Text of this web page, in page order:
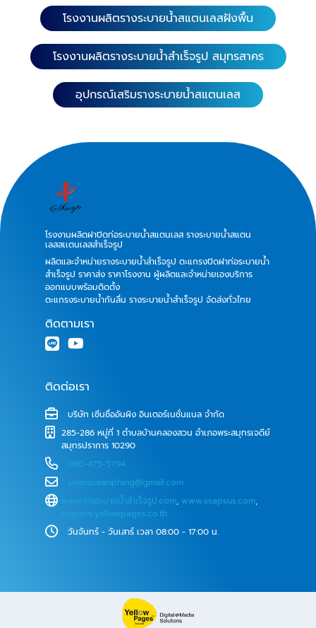
โรงงานผลิตรางระบายน้ำสแตนเลสฝังพื้น
โรงงานผลิตรางระบายน้ำสำเร็จรูป สมุทรสาคร
อุปกรณ์เสริมรางระบายน้ำสแตนเลส
โรงงานผลิตฝาปิดท่อระบายน้ำสแตนเลส รางระบายน้ำสแตน
เลสสเเตนเลสสำเร็จรูป
ผลิตและจำหน่ายรางระบายน้ำสำเร็จรูป ตะแกรงปิดฝาท่อระบายน้ำ
สำเร็จรูป ราคาส่ง ราคาโรงงาน ผู้ผลิตและจำหน่ายเองบริการ
ออกแบบพร้อมติดตั้ง
ตะแกรงระบายน้ำกันลื่น รางระบายน้ำสำเร็จรูป จัดส่งทั่วไทย
ติดตามเรา
ติดต่อเรา
บริษัท เซิ่นซื่ออันผิง อินเตอร์เนชั่นแนล จำกัด
285-286 หมู่ที่ 1 ตำบลบ้านคลองสวน อำเภอพระสมุทรเจดีย์
สมุทรปราการ 10290
080-475-5794
soensueanphing@gmail.com
www.รางระบายน้ําสําเร็จรูป.com, www.ssapsus.com,
ssapsus.yellowpages.co.th
วันจันทร์ - วันเสาร์ เวลา 08:00 - 17:00 น.